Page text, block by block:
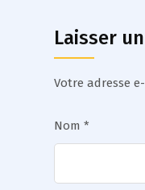
Laisser
Votre adresse
Nom *